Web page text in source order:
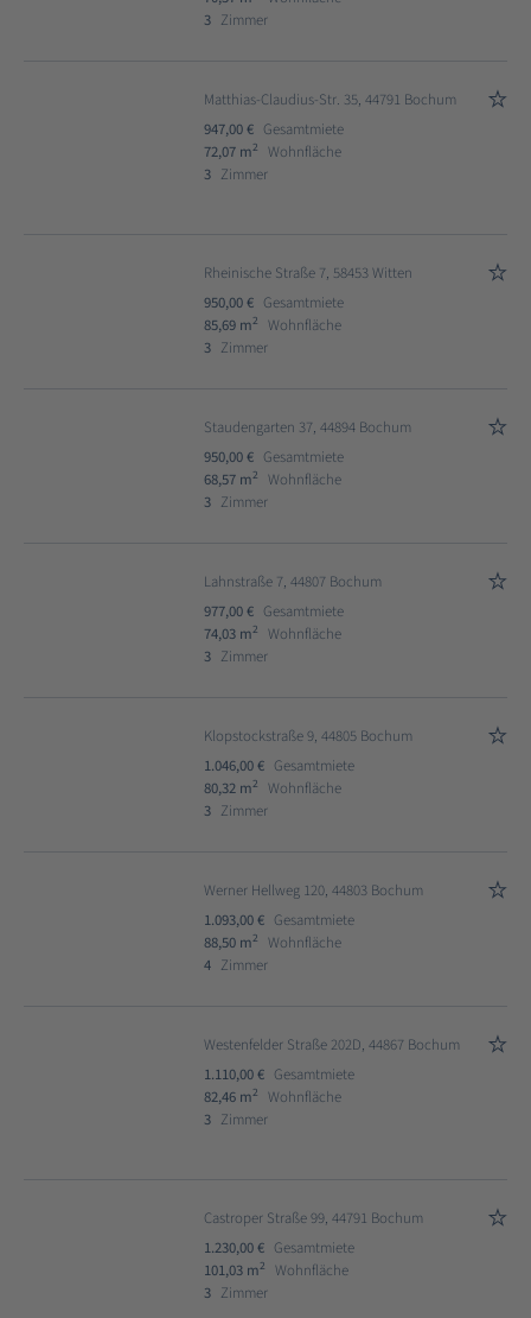
3 Zimmer
Matthias-Claudius-Str. 35, 44791 Bochum
947,00 € Gesamtmiete
72,07 m2
Wohnfläche
3 Zimmer
Rheinische Straße 7, 58453 Witten
950,00 € Gesamtmiete
85,69 m2
Wohnfläche
3 Zimmer
Staudengarten 37, 44894 Bochum
950,00 € Gesamtmiete
68,57 m2
Wohnfläche
3 Zimmer
Lahnstraße 7, 44807 Bochum
977,00 € Gesamtmiete
74,03 m2
Wohnfläche
3 Zimmer
Klopstockstraße 9, 44805 Bochum
1.046,00 € Gesamtmiete
80,32 m2
Wohnfläche
3 Zimmer
Werner Hellweg 120, 44803 Bochum
1.093,00 € Gesamtmiete
88,50 m2
Wohnfläche
4 Zimmer
Westenfelder Straße 202D, 44867 Bochum
1.110,00 € Gesamtmiete
82,46 m2
Wohnfläche
3 Zimmer
Castroper Straße 99, 44791 Bochum
1.230,00 € Gesamtmiete
101,03 m2
Wohnfläche
3 Zimmer